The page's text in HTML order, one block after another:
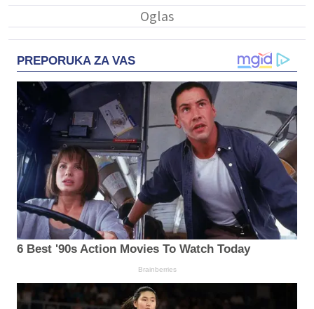
PREPORUKA ZA VAS
6 Best '90s Action Movies To Watch Today
Brainberries